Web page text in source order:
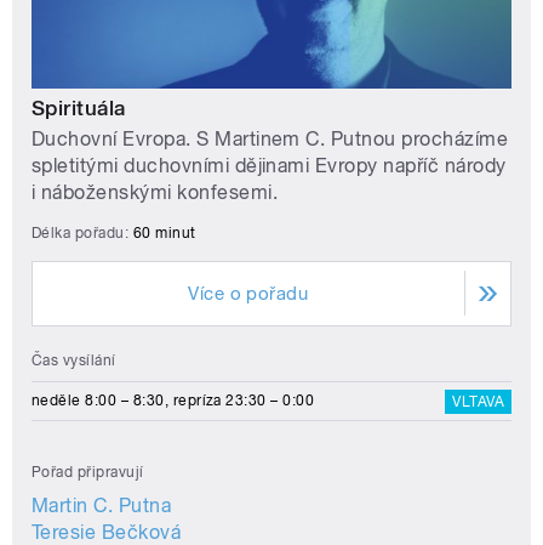
Spirituála
Duchovní Evropa. S Martinem C. Putnou procházíme
spletitými duchovními dějinami Evropy napříč národy
i náboženskými konfesemi.
Délka pořadu: 60 minut
Více o pořadu
Čas vysílání
neděle 8:00 – 8:30, repríza 23:30 – 0:00 VLTAVA
Pořad připravují
Martin C. Putna
Teresie Bečková